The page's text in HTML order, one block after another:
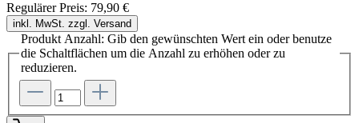
Regulärer Preis: 79,90 €
inkl. MwSt. zzgl. Versand
Produkt Anzahl: Gib den gewünschten Wert ein oder benutze
die Schaltflächen um die Anzahl zu erhöhen oder zu
reduzieren.